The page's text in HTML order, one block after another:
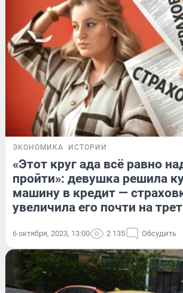
ЭКОНОМИКА ИСТОРИИ
«Этот круг ада всё равно
пройти»: девушка решила
машину в кредит —
увеличила его почти на
6 октября, 2023, 13:00 2 135 Обсудить